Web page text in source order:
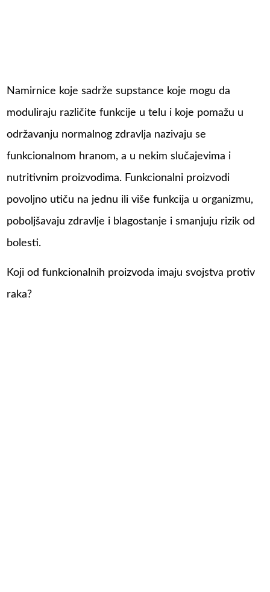
Namirnice koje sadrže supstance koje mogu da
moduliraju različite funkcije u telu i koje pomažu u
održavanju normalnog zdravlja nazivaju se
funkcionalnom hranom, a u nekim slučajevima i
nutritivnim proizvodima. Funkcionalni proizvodi
povoljno utiču na jednu ili više funkcija u organizmu,
poboljšavaju zdravlje i blagostanje i smanjuju rizik od
bolesti.
Koji od funkcionalnih proizvoda imaju svojstva protiv
raka?